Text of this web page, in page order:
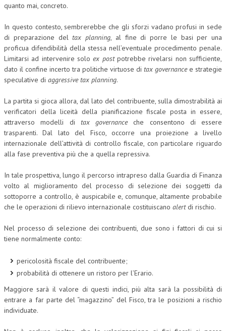
quanto mai, concreto.
In questo contesto, sembrerebbe che gli sforzi vadano profusi in sede
di preparazione deltax planning, al fine di porre le basi per una
proficua difendibilità della stessa nell’eventuale procedimento penale.
Limitarsi ad intervenire soloex postpotrebbe rivelarsi non sufficiente,
dato il confine incerto tra politiche virtuose di tax governancee strategie
speculative di aggressive tax planning.
La partita si gioca allora, dal lato del contribuente, sulla dimostrabilità ai
verificatori della liceità della pianificazione fiscale posta in essere,
attraverso modelli di tax governanceche consentono di essere
trasparenti. Dal lato del Fisco, occorre una proiezione a livello
internazionale dell’attività di controllo fiscale, con particolare riguardo
alla fase preventiva più che a quella repressiva.
In tale prospettiva, lungo il percorso intrapreso dalla Guardia di Finanza
volto al miglioramento del processo di selezione dei soggetti da
sottoporre a controllo, è auspicabile e, comunque, altamente probabile
che le operazioni di rilievo internazionale costituiscano alertdi rischio.
Nel processo di selezione dei contribuenti, due sono i fattori di cui si
tiene normalmente conto:
pericolosità fiscale del contribuente;
probabilità di ottenere un ristoro per l’Erario.
Maggiore sarà il valore di questi indici, più alta sarà la possibilità di
entrare a far parte del “magazzino” del Fisco, tra le posizioni a rischio
individuate.